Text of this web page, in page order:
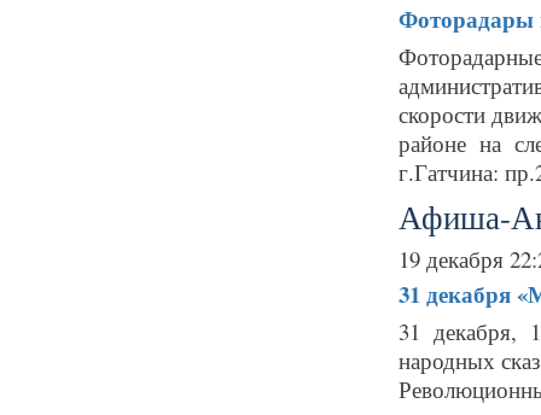
Фоторадары
скорости
районе на
г.Гатчина:
Афиша-
19 декабря
31 декабря
31 декабря,
народных